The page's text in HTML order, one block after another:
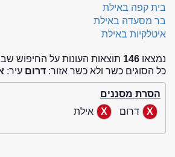
בית קפה באילת
בר מסעדה באילת
איטלקיות באילת
נמצאו 146 תוצאות העונות על החיפוש
כל הסוגים כשר ולא כשר אזור: דרום עיר:
הסרת מסננים
דרום
אילת